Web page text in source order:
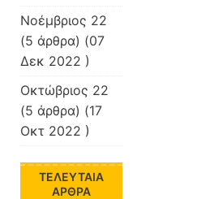
Νοέμβριος 22
(5 άρθρα) (07
Δεκ 2022 )
Οκτώβριος 22
(5 άρθρα) (17
Οκτ 2022 )
ΤΕΛΕΥΤΑΊΑ
ΆΡΘΡΑ